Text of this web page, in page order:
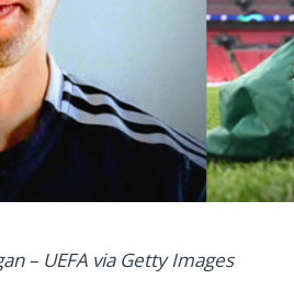
– UEFA via Getty Images